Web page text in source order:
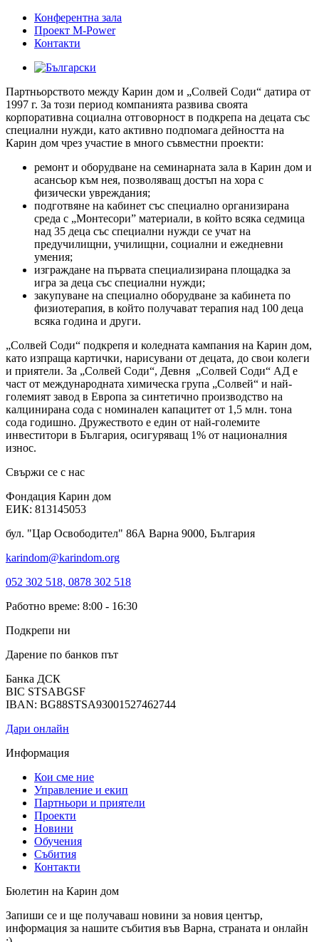
Конферентна зала
Проект M-Power
Контакти
Партньорството между Карин дом и „Солвей Соди“ датира от
1997 г. За този период компанията развива своята
корпоративна социална отговорност в подкрепа на децата със
специални нужди, като активно подпомага дейността на
Карин дом чрез участие в много съвместни проекти:
ремонт и оборудване на семинарната зала в Карин дом и
асансьор към нея, позволяващ достъп на хора с
физически увреждания;
подготвяне на кабинет със специално организирана
среда с „Монтесори” материали, в който всяка седмица
над 35 деца със специални нужди се учат на
предучилищни, училищни, социални и ежедневни
умения;
изграждане на първата специализирана площадка за
игра за деца със специални нужди;
закупуване на специално оборудване за кабинета по
физиотерапия, в който получават терапия над 100 деца
всяка година и други.
„Солвей Соди“ подкрепя и коледната кампания на Карин дом,
като изпраща картички, нарисувани от децата, до свои колеги
и приятели. За „Солвей Соди“, Девня „Солвей Соди“ АД е
част от международната химическа група „Солвей“ и най-
големият завод в Европа за синтетично производство на
калцинирана сода с номинален капацитет от 1,5 млн. тона
сода годишно. Дружеството е един от най-големите
инвеститори в България, осигуряващ 1% от националния
износ.
Свържи се с нас
Фондация Карин дом
ЕИК: 813145053
бул. "Цар Освободител" 86А Варна 9000, България
karindom@karindom.org
052 302 518, 0878 302 518
Работно време: 8:00 - 16:30
Подкрепи ни
Дарение по банков път
Банка ДСК
BIC STSABGSF
IBAN: BG88STSA93001527462744
Дари онлайн
Информация
Кои сме ние
Управление и екип
Партньори и приятели
Проекти
Новини
Обучения
Събития
Контакти
Бюлетин на Карин дом
Запиши се и ще получаваш новини за новия център,
информация за нашите събития във Варна, страната и онлайн